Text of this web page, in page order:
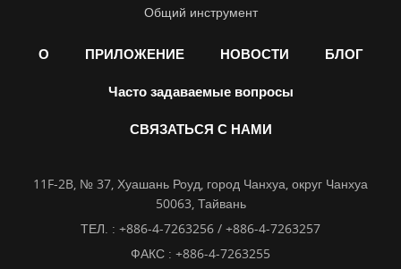
Общий инструмент
О ПРИЛОЖЕНИЕ НОВОСТИ БЛОГ
Часто задаваемые вопросы
СВЯЗАТЬСЯ С НАМИ
11F-2B, № 37, Хуашань Роуд, город Чанхуа, округ Чанхуа
50063, Тайвань
ТЕЛ. : +886-4-7263256 / +886-4-7263257
ФАКС : +886-4-7263255